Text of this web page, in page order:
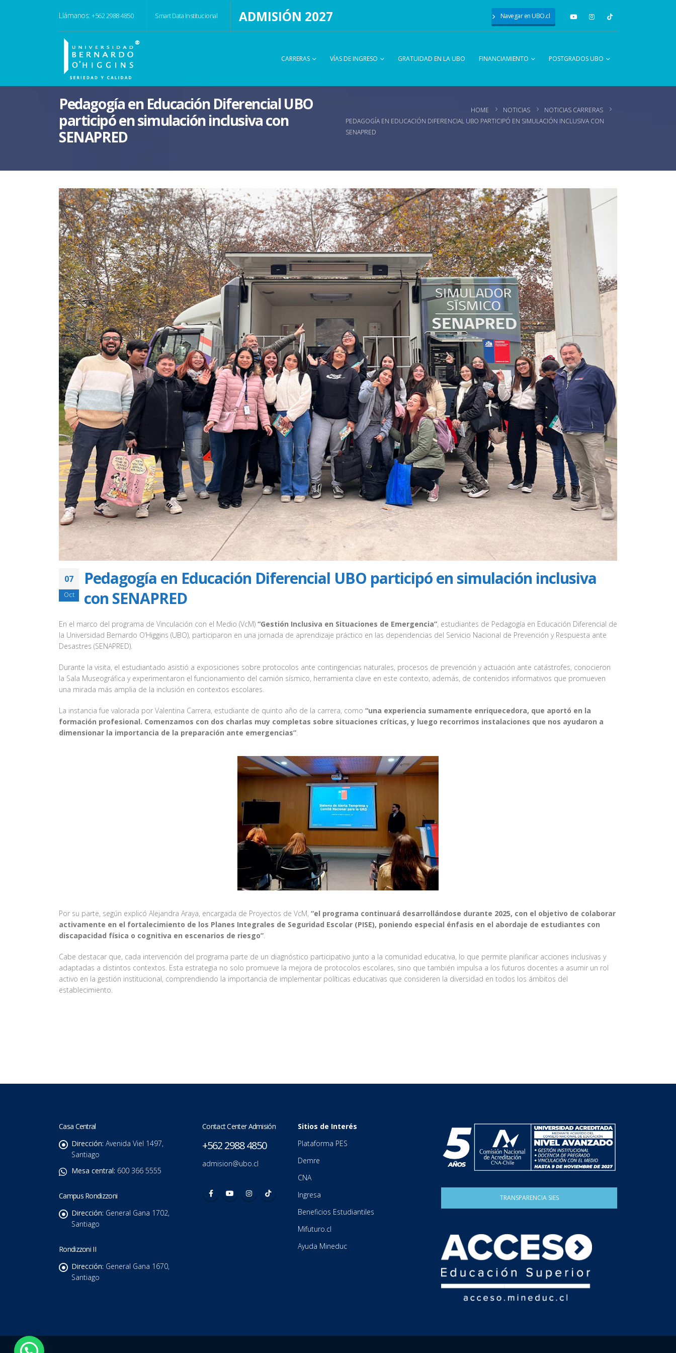
Llámanos:+562 2988 4850 Smart Data Institucional ADMISIÓN 2027 Navegar en UBO.cl
CARRERAS VÍAS DE INGRESO GRATUIDAD EN LA UBO FINANCIAMIENTO POSTGRADOS UBO
Pedagogía en Educación Diferencial UBO
participó en simulación inclusiva con
SENAPRED
HOME NOTICIAS
NOTICIAS CARRERAS
PEDAGOGÍA EN EDUCACIÓN DIFERENCIAL UBO PARTICIPÓ EN SIMULACIÓN INCLUSIVA CON
SENAPRED
07
Oct
Pedagogía en Educación Diferencial UBO participó en simulación inclusiva
con SENAPRED
En el marco del programa de Vinculación con el Medio (VcM) “Gestión Inclusiva en Situaciones de Emergencia”, estudiantes de Pedagogía en Educación Diferencial de
la Universidad Bernardo O’Higgins (UBO), participaron en una jornada de aprendizaje práctico en las dependencias del Servicio Nacional de Prevención y Respuesta ante
Desastres (SENAPRED).
Durante la visita, el estudiantado asistió a exposiciones sobre protocolos ante contingencias naturales, procesos de prevención y actuación ante catástrofes, conocieron
la Sala Museográfica y experimentaron el funcionamiento del camión sísmico, herramienta clave en este contexto, además, de contenidos informativos que promueven
una mirada más amplia de la inclusión en contextos escolares.
La instancia fue valorada por Valentina Carrera, estudiante de quinto año de la carrera, como “una experiencia sumamente enriquecedora, que aportó en la
formación profesional. Comenzamos con dos charlas muy completas sobre situaciones críticas, y luego recorrimos instalaciones que nos ayudaron a
dimensionar la importancia de la preparación ante emergencias”.
Por su parte, según explicó Alejandra Araya, encargada de Proyectos de VcM, “el programa continuará desarrollándose durante 2025, con el objetivo de colaborar
activamente en el fortalecimiento de los Planes Integrales de Seguridad Escolar (PISE), poniendo especial énfasis en el abordaje de estudiantes con
discapacidad física o cognitiva en escenarios de riesgo”.
Cabe destacar que, cada intervención del programa parte de un diagnóstico participativo junto a la comunidad educativa, lo que permite planificar acciones inclusivas y
adaptadas a distintos contextos. Esta estrategia no solo promueve la mejora de protocolos escolares, sino que también impulsa a los futuros docentes a asumir un rol
activo en la gestión institucional, comprendiendo la importancia de implementar políticas educativas que consideren la diversidad en todos los ámbitos del
establecimiento.
Casa Central
Dirección: Avenida Viel 1497,
Santiago
Mesa central: 600 366 5555
Campus Rondizzoni
Dirección: General Gana 1702,
Santiago
Rondizzoni II
Dirección: General Gana 1670,
Santiago
Contact Center Admisión
+562 2988 4850
admision@ubo.cl
Sitios de Interés
Plataforma PES
Demre
CNA
Ingresa
Beneficios Estudiantiles
Mifuturo.cl
Ayuda Mineduc
TRANSPARENCIA SIES